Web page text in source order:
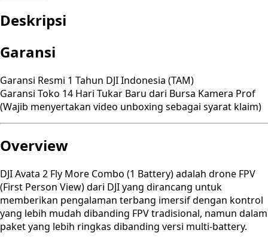
Deskripsi
Garansi
Garansi Resmi 1 Tahun DJI Indonesia (TAM)
Garansi Toko 14 Hari Tukar Baru dari Bursa Kamera Prof
(Wajib menyertakan video unboxing sebagai syarat klaim)
Overview
DJI Avata 2 Fly More Combo (1 Battery) adalah drone FPV
(First Person View) dari DJI yang dirancang untuk
memberikan pengalaman terbang imersif dengan kontrol
yang lebih mudah dibanding FPV tradisional, namun dalam
paket yang lebih ringkas dibanding versi multi-battery.